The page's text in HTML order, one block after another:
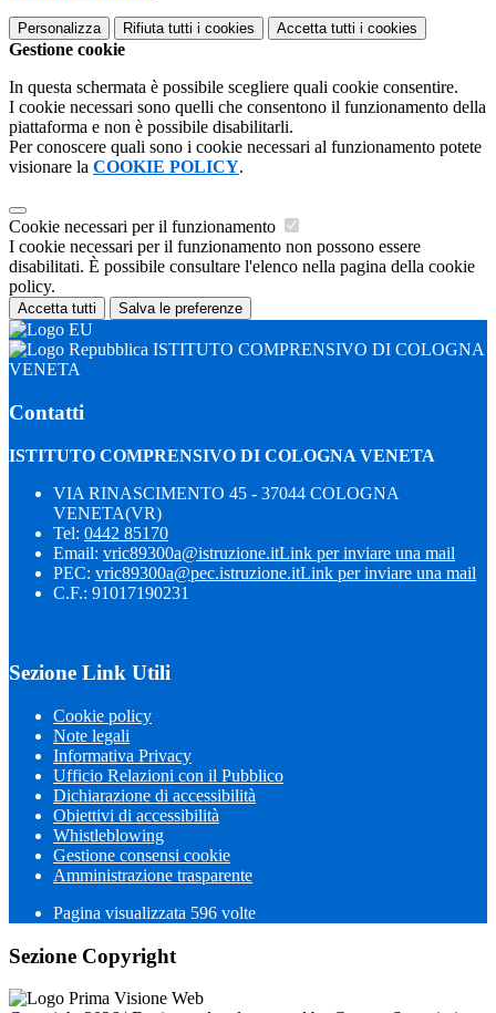
Personalizza Rifiuta tutti i cookies Accetta tutti i cookies
Gestione cookie
In questa schermata è possibile scegliere quali cookie consentire.
I cookie necessari sono quelli che consentono il funzionamento della
piattaforma e non è possibile disabilitarli.
Per conoscere quali sono i cookie necessari al funzionamento potete
visionare la COOKIE POLICY.
Cookie necessari per il funzionamento
I cookie necessari per il funzionamento non possono essere
disabilitati. È possibile consultare l'elenco nella pagina della cookie
policy.
Accetta tutti Salva le preferenze
ISTITUTO COMPRENSIVO DI COLOGNA
VENETA
Contatti
ISTITUTO COMPRENSIVO DI COLOGNA VENETA
VIA RINASCIMENTO 45 - 37044 COLOGNA
VENETA(VR)
Tel: 0442 85170
Email: vric89300a@istruzione.itLink per inviare una mail
PEC: vric89300a@pec.istruzione.itLink per inviare una mail
C.F.: 91017190231
Sezione Link Utili
Cookie policy
Note legali
Informativa Privacy
Ufficio Relazioni con il Pubblico
Dichiarazione di accessibilità
Obiettivi di accessibilità
Whistleblowing
Gestione consensi cookie
Amministrazione trasparente
Pagina visualizzata 596 volte
Sezione Copyright